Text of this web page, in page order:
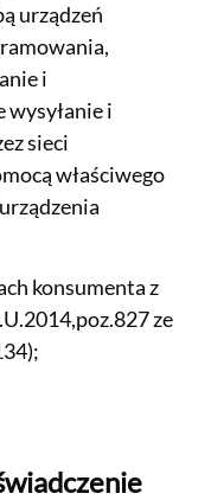
urządzeń
i
wysyłanie i
sieci
właściwego
konsumenta z
ze